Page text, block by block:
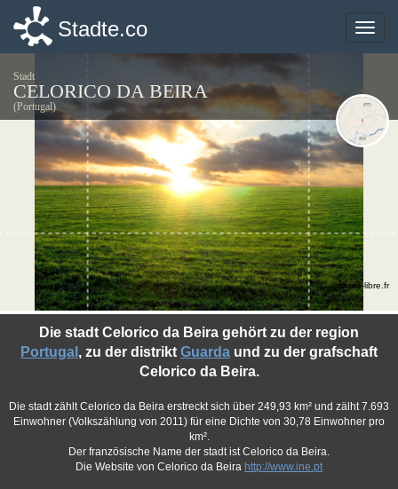
Toggle
Stadte.co
Stadt
CELORICO DA BEIRA
(Portugal)
Die stadt Celorico da Beira gehört zu der region
Portugal , zu der distrikt Guarda und zu der grafschaft
Celorico da Beira.
Die stadt zählt Celorico da Beira erstreckt sich über 249,93 km² und zälht 7.693
Einwohner (Volkszählung von 2011) für eine Dichte von 30,78 Einwohner pro
km².
Der französische Name der stadt ist Celorico da Beira.
Die Website von Celorico da Beira http://www.ine.pt
©photo-libre.fr
Toggle
Stadte.co